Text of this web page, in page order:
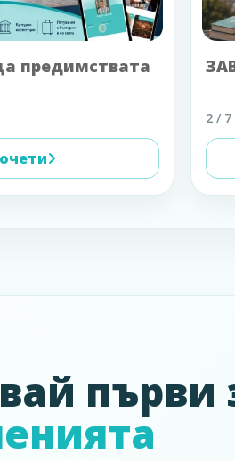
предимствата
2 / 7
първи